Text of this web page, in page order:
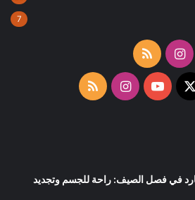
7
انستقرامملخص
الموقع
‫X
‫YouTubeانستقرامملخص
في فصل الصيف: راحة للجسم وتجديد